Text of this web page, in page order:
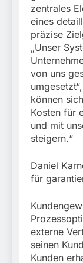
zentrales
eines
präzise
„Unser
von uns
können
Kosten für
und mit
steigern.“
Daniel
für
externe
seinen
Kunden